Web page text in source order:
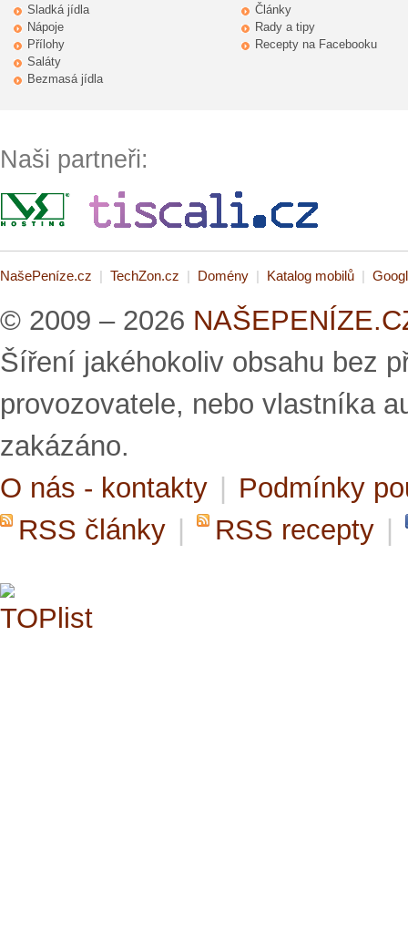
Sladká jídla
Nápoje
Přílohy
Saláty
Bezmasá jídla
Články
Rady a tipy
Recepty na Facebooku
Naši partneři:
NašePeníze.cz | TechZon.cz | Domény | Katalog mobilů |
© 2009 – 2026
Šíření jakéhokoliv obsahu bez
provozovatele, nebo vlastníka
zakázáno.
O nás - kontakty
Podmínky
RSS články
RSS recepty